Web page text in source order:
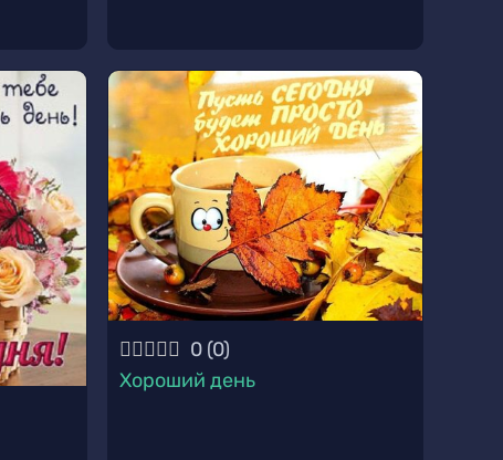
0 (0)
Хороший день